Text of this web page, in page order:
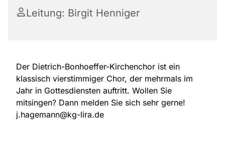
Leitung: Birgit Henniger
Der Dietrich-Bonhoeffer-Kirchenchor ist ein
klassisch vierstimmiger Chor, der mehrmals im
Jahr in Gottesdiensten auftritt. Wollen Sie
mitsingen? Dann melden Sie sich sehr gerne!
j.hagemann@kg-lira.de